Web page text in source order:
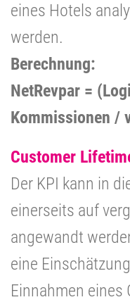
eines Hotels
werden.
Berechnung:
NetRevpar =
Kommissionen /
Customer
Der KPI kann in
einerseits auf
angewandt
eine
Einnahmen eines